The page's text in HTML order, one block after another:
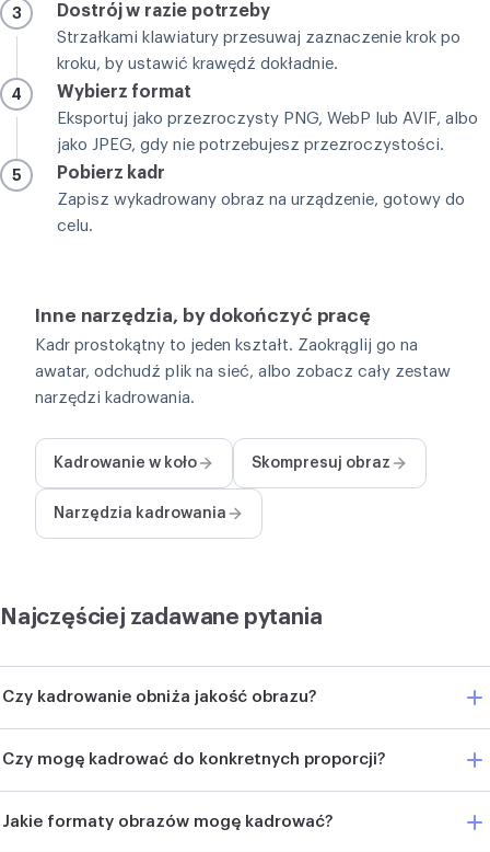
3 Dostrój w razie potrzeby
Strzałkami klawiatury przesuwaj zaznaczenie krok po
kroku, by ustawić krawędź dokładnie.
4 Wybierz format
Eksportuj jako przezroczysty PNG, WebP lub AVIF, albo
jako JPEG, gdy nie potrzebujesz przezroczystości.
5 Pobierz kadr
Zapisz wykadrowany obraz na urządzenie, gotowy do
celu.
Inne narzędzia, by dokończyć pracę
Kadr prostokątny to jeden kształt. Zaokrąglij go na
awatar, odchudź plik na sieć, albo zobacz cały zestaw
narzędzi kadrowania.
Kadrowanie w koło Skompresuj obraz
Narzędzia kadrowania
Najczęściej zadawane pytania
Czy kadrowanie obniża jakość obrazu?
Czy mogę kadrować do konkretnych proporcji?
Jakie formaty obrazów mogę kadrować?